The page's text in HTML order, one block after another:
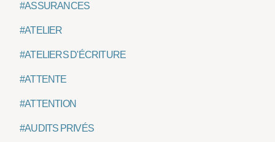
#ASSURANCES
#ATELIER
#ATELIERS D'ÉCRITURE
#ATTENTE
#ATTENTION
#AUDITS PRIVÉS